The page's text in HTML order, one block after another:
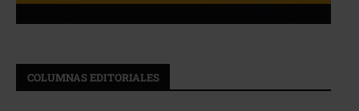
COLUMNAS EDITORIALES